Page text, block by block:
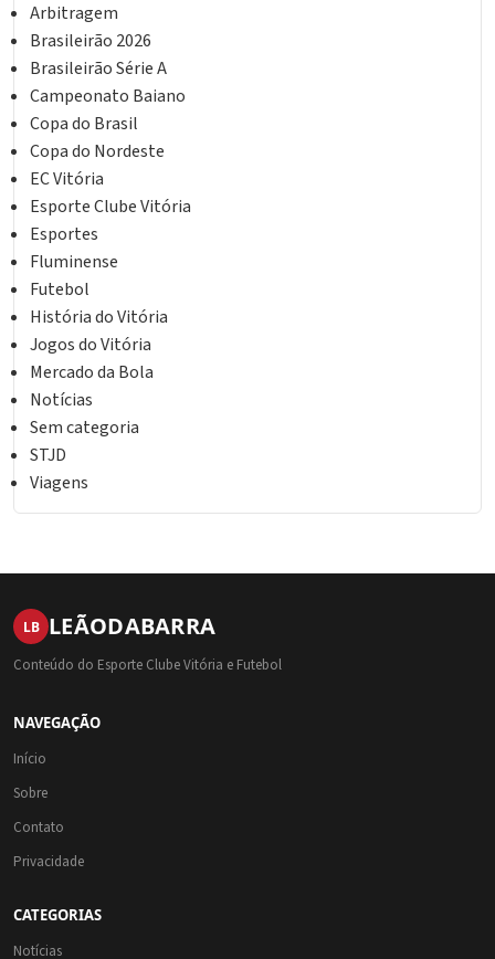
Arbitragem
Brasileirão 2026
Brasileirão Série A
Campeonato Baiano
Copa do Brasil
Copa do Nordeste
EC Vitória
Esporte Clube Vitória
Esportes
Fluminense
Futebol
História do Vitória
Jogos do Vitória
Mercado da Bola
Notícias
Sem categoria
STJD
Viagens
LB LEÃODABARRA
Conteúdo do Esporte Clube Vitória e Futebol
NAVEGAÇÃO
Início
Sobre
Contato
Privacidade
CATEGORIAS
Notícias